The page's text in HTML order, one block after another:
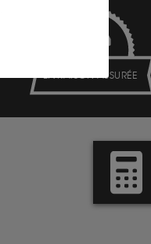
LIVRAISON ASSURÉE